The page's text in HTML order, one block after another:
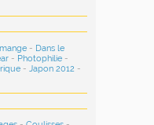
- Dans le
- Photophilie -
-Japon 2012 -